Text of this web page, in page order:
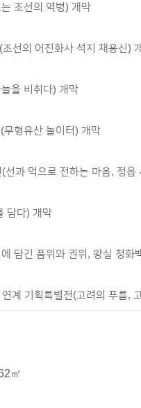
조선의 역병) 개막
선의 어진화사 석지 채용신)
을 비취다) 개막
무형유산 놀이터) 개막
선과 먹으로 전하는 마음, 정읍
담다) 개막
담긴 품위와 권위, 왕실 청화
계 기획특별전(고려의 푸름,
㎡